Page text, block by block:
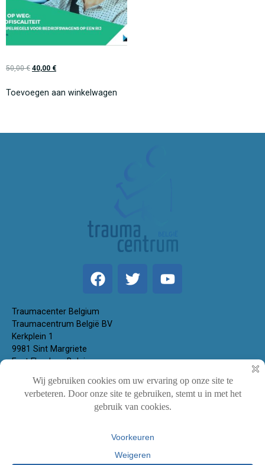
50,00€ 40,00 €
Toevoegen aan winkelwagen
Traumacenter Belgium
Traumacentrum België BV
Kerkplein 1
9981 Sint Margriete
East Flanders, Belgium
Ondernemingsnummer 0783.518.488
© 2024 Traumacenter Belgium België